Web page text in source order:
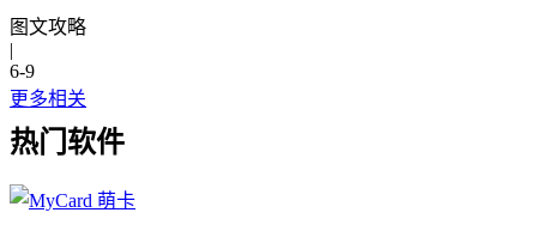
图文攻略
|
6-9
更多相关
热门软件